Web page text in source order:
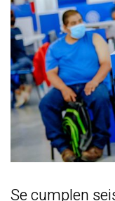
Se cumplen